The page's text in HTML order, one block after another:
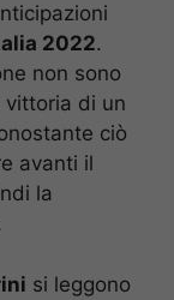
2022.
non sono
di un
ciò
avanti il
la
si leggono